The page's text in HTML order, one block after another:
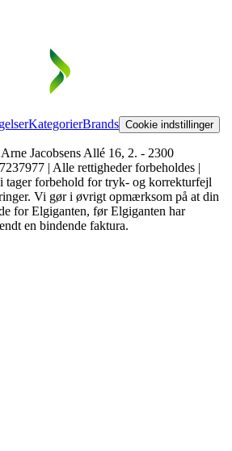
KategorierBrands Cookie indstillinger
Jacobsens Allé 16, 2. - 2300
| Alle rettigheder forbeholdes |
tager forbehold for tryk- og korrekturfejl
Vi gør i øvrigt opmærksom på at din
for Elgiganten, før Elgiganten har
en bindende faktura.